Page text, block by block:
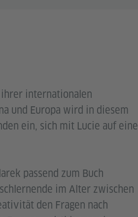
internationalen
und Europa wird in diesem
ein, sich mit Lucie auf eine
passend zum Buch
im Alter zwischen
den Fragen nach